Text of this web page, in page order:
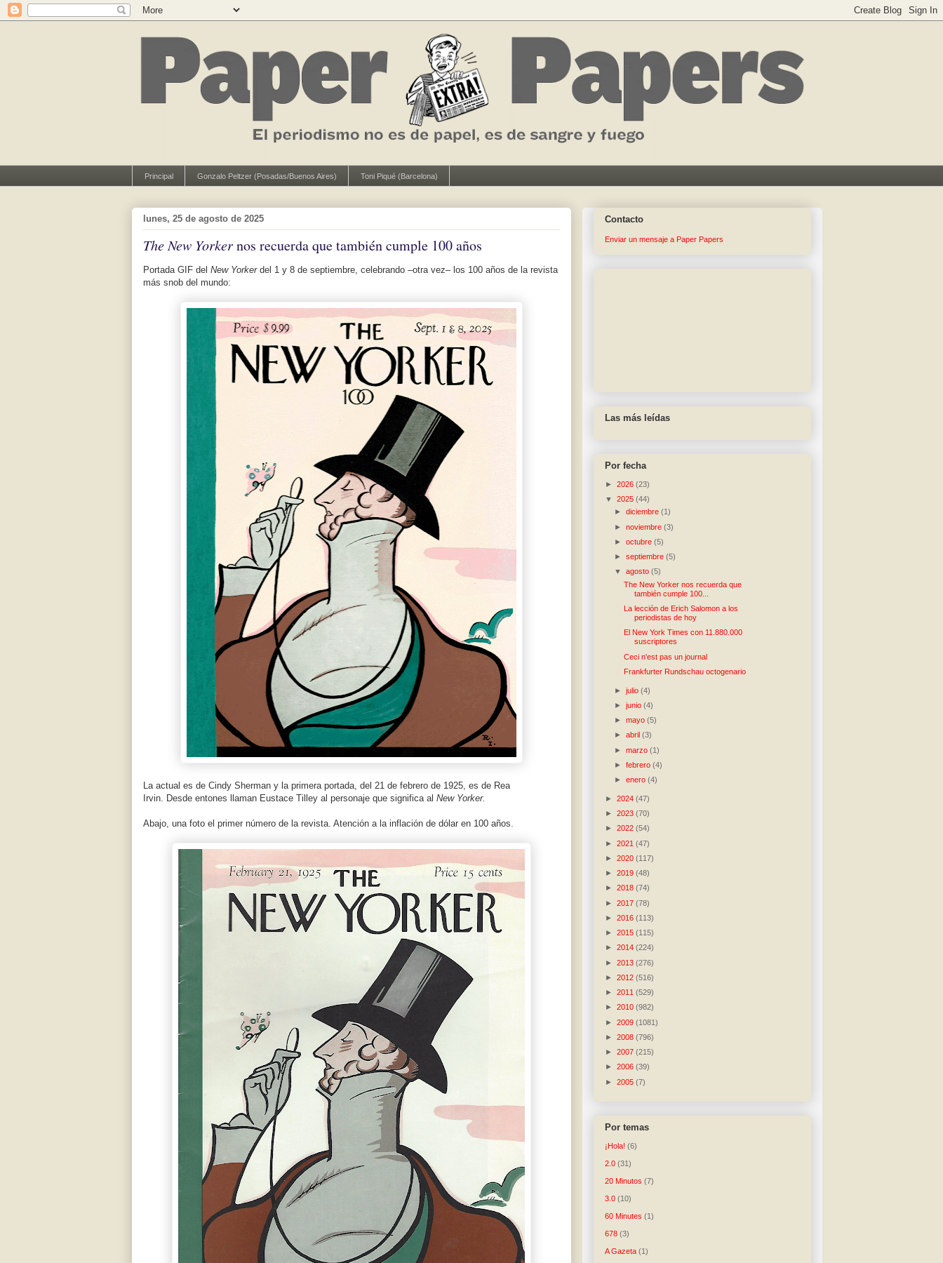
Principal Gonzalo Peltzer (Posadas/Buenos Aires) Toni Piqué (Barcelona)
lunes, 25 de agosto de 2025
The New Yorkernos recuerda que también cumple 100 años
Portada GIF del New Yorkerdel 1 y 8 de septiembre, celebrando –otra vez– los 100 años de la revista
más snob del mundo:
La actual es de Cindy Sherman y la primera portada, del 21 de febrero de 1925, es de Rea
Irvin. Desde entones llaman Eustace Tilley al personaje que significa al New Yorker.
Abajo, una foto el primer número de la revista. Atención a la inflación de dólar en 100 años.
Contacto
Enviar un mensaje a Paper Papers
Las más leídas
Por fecha
► 2026 (23)
▼ 2025 (44)
►diciembre(1)
►noviembre(3)
►octubre(5)
►septiembre(5)
▼agosto(5)
The New Yorker nos recuerda que
también cumple 100...
La lección de Erich Salomon a los
periodistas de hoy
El New York Times con 11.880.000
suscriptores
Ceci n'est pas un journal
Frankfurter Rundschau octogenario
►julio(4)
►junio(4)
►mayo(5)
►abril(3)
►marzo(1)
►febrero(4)
►enero(4)
► 2024 (47)
► 2023 (70)
► 2022 (54)
► 2021 (47)
► 2020 (117)
► 2019 (48)
► 2018 (74)
► 2017 (78)
► 2016 (113)
► 2015 (115)
► 2014 (224)
► 2013 (276)
► 2012 (516)
► 2011 (529)
► 2010 (982)
► 2009 (1081)
► 2008 (796)
► 2007 (215)
► 2006 (39)
► 2005 (7)
Por temas
¡Hola! (6)
2.0 (31)
20 Minutos (7)
3.0 (10)
60 Minutes (1)
678 (3)
A Gazeta (1)